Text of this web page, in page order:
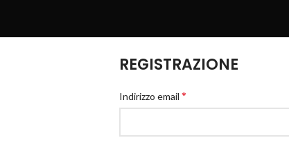
REGISTRAZIONE
Indirizzo email *